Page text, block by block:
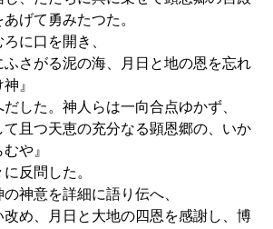
げて勇みたつた。
に口を開き、
ふさがる泥の海、月日と地の恩を忘れ
』
した。神人らは一向合点ゆかず、
て且つ天恵の充分なる顕恩郷の、いか
や』
反問した。
神意を詳細に語り伝へ、
改め、月日と大地の四恩を感謝し、博